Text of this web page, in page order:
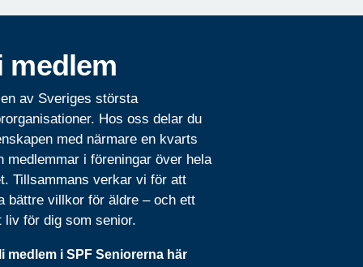
medlem
av Sveriges största
Hos oss delar du
med närmare en kvarts
medlemmar i föreningar över hela
Tillsammans verkar vi för att
bättre villkor för äldre – och ett
liv för dig som senior.
medlem i SPF Seniorerna här